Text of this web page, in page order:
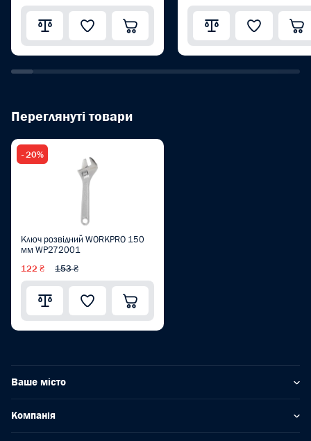
Переглянуті товари
- 20%
Ключ розвідний WORKPRO 150
мм WP272001
122 ₴ 153 ₴
Ваше місто
Компанія